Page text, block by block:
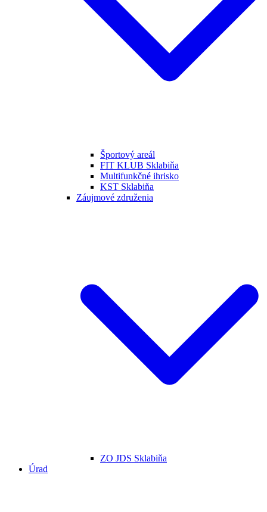
Športový areál
FIT KLUB Sklabiňa
Multifunkčné ihrisko
KST Sklabiňa
Záujmové združenia
ZO JDS Sklabiňa
Úrad